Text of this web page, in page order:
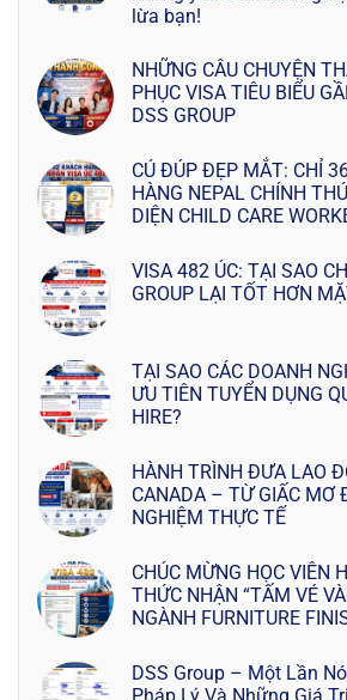
lừa bạn!
NHỮNG CÂU CHUYỆN
PHỤC VISA TIÊU BIỂU
DSS GROUP
CÚ ĐÚP ĐẸP MẮT: CHỈ
HÀNG NEPAL CHÍNH
DIỆN CHILD CARE
VISA 482 ÚC: TẠI SAO
GROUP LẠI TỐT HƠN
TẠI SAO CÁC DOANH
ƯU TIÊN TUYỂN DỤNG
HIRE?
HÀNH TRÌNH ĐƯA LAO
CANADA – TỪ GIẤC MƠ
NGHIỆM THỰC TẾ
CHÚC MỪNG HỌC VIÊN
THỨC NHẬN “TẤM VÉ
NGÀNH FURNITURE
DSS Group – Một Lần